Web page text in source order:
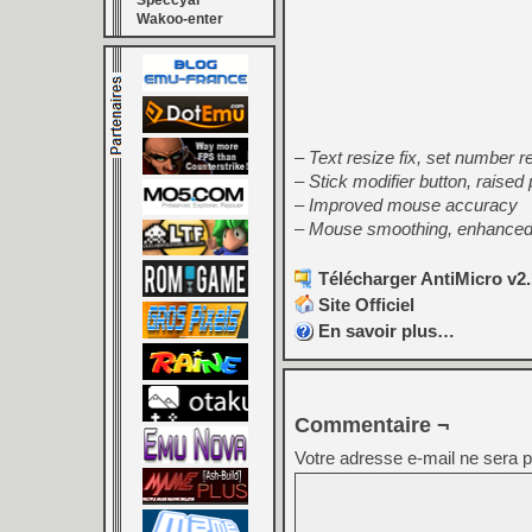
Wakoo-enter
– Text resize fix, set number
– Stick modifier button,
– Improved mouse accuracy
– Mouse smoothing,
Télécharger AntiMicro
Site Officiel
En savoir plus…
Commentaire ¬
Votre adresse e-mail ne sera